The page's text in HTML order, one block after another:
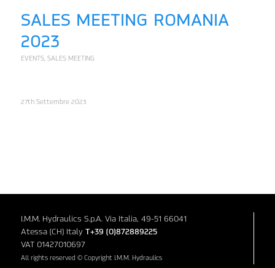
SALES MEETING ROMANIA
2023
EVENTS, SALES MEETING
27th Settembre 2023
I.M.M. Hydraulics S.p.A. Via Italia, 49-51 66041
Atessa (CH) Italy T+39 (0)872889225
VAT 01427010697
All rights reserved © Copyright I.M.M. Hydraulics